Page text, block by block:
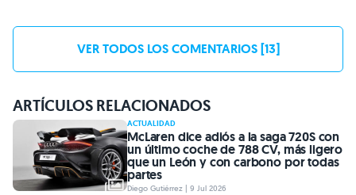
VER TODOS LOS COMENTARIOS [13]
ARTÍCULOS RELACIONADOS
ACTUALIDAD
McLaren dice adiós a la saga 720S con
un último coche de 788 CV, más ligero
que un León y con carbono por todas
partes
Diego Gutiérrez | 9 Jul 2026